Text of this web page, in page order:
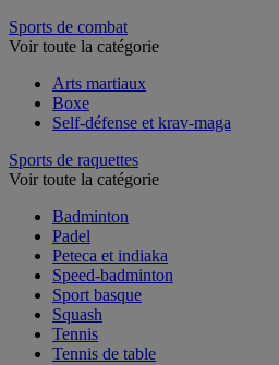
Sports de combat
Voir toute la catégorie
Arts martiaux
Boxe
Self-défense et krav-maga
Sports de raquettes
Voir toute la catégorie
Badminton
Padel
Peteca et indiaka
Speed-badminton
Sport basque
Squash
Tennis
Tennis de table